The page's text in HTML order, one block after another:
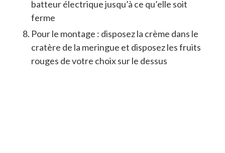
batteur électrique jusqu’à ce qu’elle soit
ferme
Pour le montage : disposez la crème dans le
cratère de la meringue et disposez les fruits
rouges de votre choix sur le dessus